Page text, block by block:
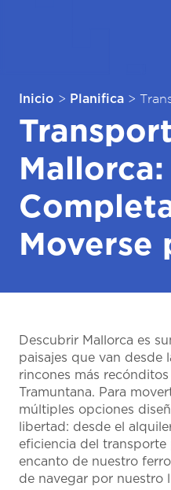
Inicio > Planifica >
Mallorca:
Moverse
Descubrir Mallorca es
paisajes que van desde
rincones más
Tramuntana. Para
múltiples opciones
libertad: desde el
eficiencia del
encanto de nuestro
de navegar por nuestro